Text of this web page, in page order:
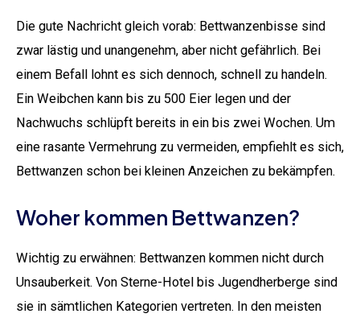
Die gute Nachricht gleich vorab: Bettwanzenbisse sind
zwar lästig und unangenehm, aber nicht gefährlich. Bei
einem Befall lohnt es sich dennoch, schnell zu handeln.
Ein Weibchen kann bis zu 500 Eier legen und der
Nachwuchs schlüpft bereits in ein bis zwei Wochen. Um
eine rasante Vermehrung zu vermeiden, empfiehlt es sich,
Bettwanzen schon bei kleinen Anzeichen zu bekämpfen.
Woher kommen Bettwanzen?
Wichtig zu erwähnen: Bettwanzen kommen nicht durch
Unsauberkeit. Von Sterne-Hotel bis Jugendherberge sind
sie in sämtlichen Kategorien vertreten. In den meisten